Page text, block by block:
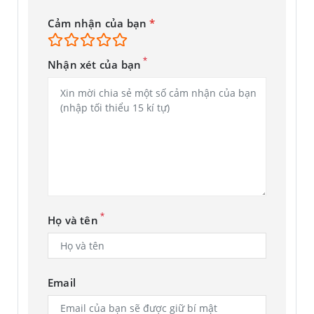
độ ngủ.Cảm nhận của bạn*
Nhận xét của bạn *
Họ và tên *
Email